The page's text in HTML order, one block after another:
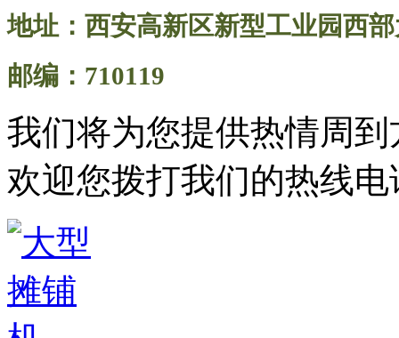
地址：西安高新区新型工业园西
邮编：710119
我们将为您提供热情周
欢迎您拨打我们的热线电